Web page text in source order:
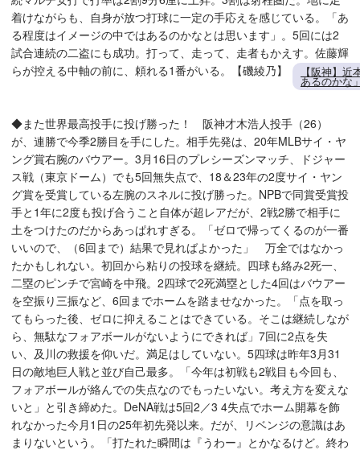
着けながらも、自身が放つ打球に一定の手応えを感じている。「あ
る程度はイメージの中ではあるのかなとは思います」。5回には2
試合連続の二盗にも成功。打って、走って、走者もかえす。佐藤輝
らが控える中軸の前に、頼れる1番がいる。【磯綾乃】
【阪神】
あるのかな
◆また世界最高投手に投げ勝った！ 阪神才木浩人投手（26）
が、連勝で今季2勝目を手にした。相手先発は、20年MLBサイ・ヤ
ング賞右腕のバウアー。3月16日のプレシーズンマッチ、ドジャー
ス戦（東京ドーム）でも5回無失点で、18＆23年の2度サイ・ヤン
グ賞を受賞している左腕のスネルに投げ勝った。NPBで同賞受賞投
手と1年に2度も投げ合うこと自体が超レアだが、2戦2勝で相手に
土をつけたのだからあっぱれすぎる。「ゼロで帰ってくるのが一番
いいので、（6回まで）結果で見ればよかった」 万全ではなかっ
たかもしれない。初回から粘りの投球を継続。四球も絡み2死一、
二塁のピンチで宮崎を中飛。2四球で2死満塁とした4回はバウアー
を空振り三振など、6回までホームを踏ませなかった。「点を取っ
てもらった後、ゼロに抑えることはできている。そこは継続しなが
ら、無駄なフォアボールがないようにできれば」7回に2点を失
い、及川の救援を仰いだ。満足はしていない。5四球は昨年3月31
日の敵地巨人戦と並び自己最多。「今年は初戦も2戦目も今回も、
フォアボールが絡んでの失点なのでもったいない。考え方を変えな
いと」と引き締めた。DeNA戦は5回2／3 4失点でホーム開幕を飾
れなかった今月1日の25年初先発以来。だが、リベンジの意識はあ
まりないという。「打たれた瞬間は『うわー』とかなるけど。終わ